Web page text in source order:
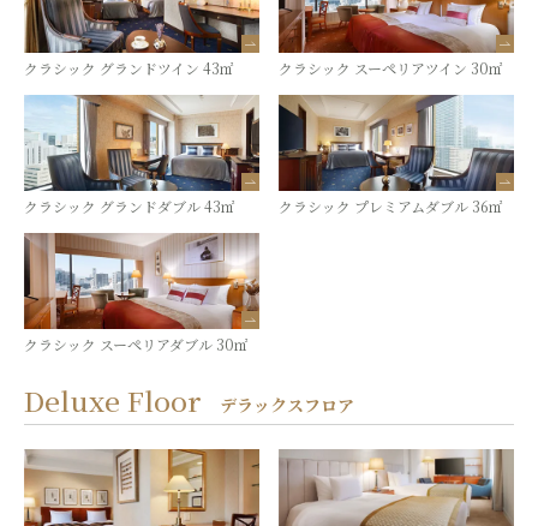
クラシック グランドツイン 43㎡ クラシック スーペリアツイン 30㎡
クラシック グランドダブル 43㎡ クラシック プレミアムダブル 36㎡
クラシック スーペリアダブル 30㎡
Deluxe Floor デラックスフロア